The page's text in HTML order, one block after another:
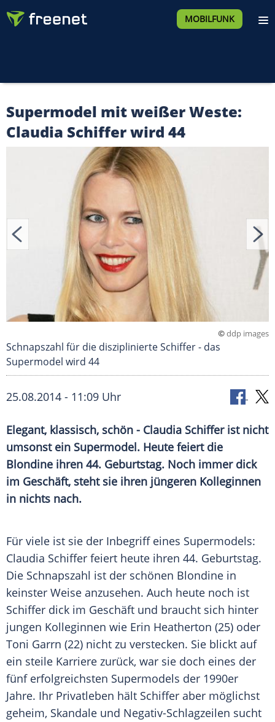
MOBILFUNK
Supermodel mit weißer Weste:
Claudia Schiffer wird 44
©ddp images
Schnapszahl für die disziplinierte Schiffer - das
Supermodel wird 44
25.08.2014 - 11:09 Uhr
Elegant, klassisch, schön - Claudia Schiffer ist nicht
umsonst ein Supermodel. Heute feiert die
Blondine ihren 44. Geburtstag. Noch immer dick
im Geschäft, steht sie ihren jüngeren Kolleginnen
in nichts nach.
Für viele ist sie der Inbegriffeines Supermodels:
Claudia Schiffer feiert heute ihren 44. Geburtstag.
Die Schnapszahl ist der schönen Blondine in
keinster Weise anzusehen. Auch heute noch ist
Schiffer dick im Geschäft und braucht sich hinter
jungen Kolleginnen wie Erin Heatherton (25) oder
Toni Garrn (22) nicht zu verstecken. Sie blickt auf
ein steile Karriere zurück, war sie doch eines der
fünf erfolgreichsten Supermodels der 1990er
Jahre. Ihr Privatleben hält Schiffer aber möglichst
geheim, Skandale und Negativ-Schlagzeilen sucht